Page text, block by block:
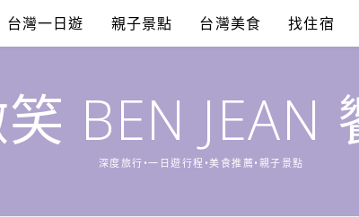
台灣一日遊 親子景點 台灣美食 找住宿
BEN JEAN
深度旅行•一日遊行程•美食推薦•親子景點